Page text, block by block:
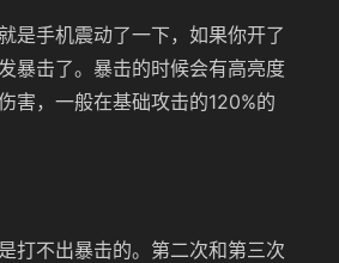
是手机震动了一下，如果你开了
暴击了。暴击的时候会有高亮度
害，一般在基础攻击的120%的
打不出暴击的。第二次和第三次